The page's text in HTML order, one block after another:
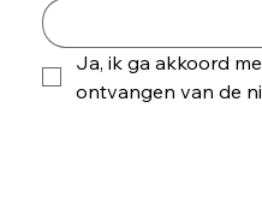
Ja, ik ga akkoord
ontvangen van de